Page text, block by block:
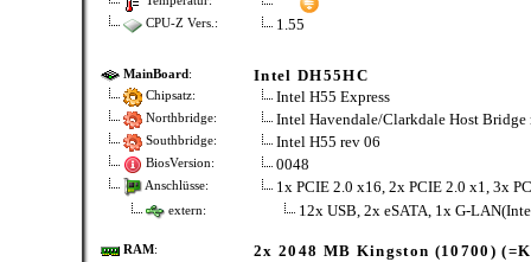
CPU-Z Vers.:
1.55
MainBoard: Intel DH55HC
Chipsatz: Intel H55 Express
Northbridge: Intel Havendale/Clarkdale Host Bridge
Southbridge: Intel H55 rev 06
BiosVersion: 0048
Anschlüsse: 1x PCIE 2.0 x16, 2x PCIE 2.0 x1, 3x
extern: 12x USB, 2x eSATA, 1x G-
RAM: 2x 2048 MB Kingston (10700)